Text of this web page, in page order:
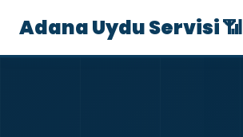
Adana Uydu Servisi 📶